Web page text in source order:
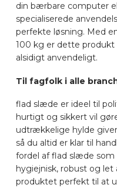
din bærbare computer
specialiserede
perfekte løsning. Med
100 kg er dette produkt
alsidigt anvendeligt.
Til fagfolk i alle
flad slæde er ideel til
hurtigt og sikkert vil
udtrækkelige hylde
så du altid er klar til
fordel af flad slæde som
hygiejnisk, robust og
produktet perfekt til at